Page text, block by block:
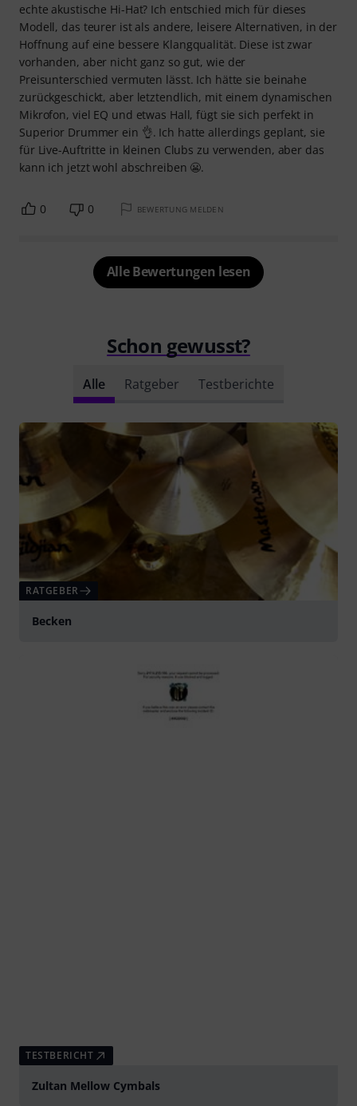
echte akustische Hi-Hat? Ich entschied mich für dieses
Modell, das teurer ist als andere, leisere Alternativen, in der
Hoffnung auf eine bessere Klangqualität. Diese ist zwar
vorhanden, aber nicht ganz so gut, wie der
Preisunterschied vermuten lässt. Ich hätte sie beinahe
zurückgeschickt, aber letztendlich, mit einem dynamischen
Mikrofon, viel EQ und etwas Hall, fügt sie sich perfekt in
Superior Drummer ein 👌. Ich hatte allerdings geplant, sie
für Live-Auftritte in kleinen Clubs zu verwenden, aber das
kann ich jetzt wohl abschreiben 😬.
0 0 BEWERTUNG MELDEN
Alle Bewertungen lesen
Schon gewusst?
Alle Ratgeber Testberichte
RATGEBER
Becken
TESTBERICHT
Zultan Mellow Cymbals